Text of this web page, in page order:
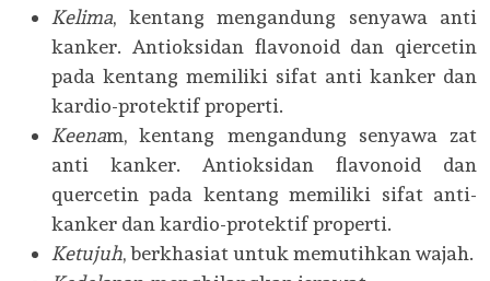
Kelima, kentang mengandung senyawa anti
kanker. Antioksidan flavonoid dan qiercetin
pada kentang memiliki sifat anti kanker dan
kardio-protektif properti.
Keenam, kentang mengandung senyawa zat
anti kanker. Antioksidan flavonoid dan
quercetin pada kentang memiliki sifat anti-
kanker dan kardio-protektif properti.
Ketujuh, berkhasiat untuk memutihkan wajah.